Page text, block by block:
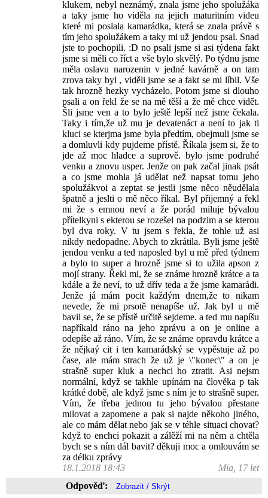
klukem, nebyl neznámý, znala jsme jeho spolužáka
a taky jsme ho viděla na jejich maturitním videu
které mi poslala kamarádka, která se znala právě s
tím jeho spolužákem a taky mi už jendou psal. Snad
jste to pochopili. :D no psali jsme si asi týdena fakt
jsme si měli co říct a vše bylo skvělý. Po týdnu jsme
měla oslavu narozenin v jedné kavárně a on tam
zrova taky byl , viděli jsme se a fakt se mi líbil. Vše
tak hrozně hezky vycházelo. Potom jsme si dlouho
psali a on řekl že se na mě těší a že mě chce vidět.
Šli jsme ven a to bylo ještě lepší než jsme čekala.
Taky i tím,že už mu je devatenáct a není to jak ti
kluci se kterjma jsme byla předtím, obejmuli jsme se
a domluvli kdy pujdeme přístě. Říkala jsem si, že to
jde až moc hladce a suprově. bylo jsme podruhé
venku a znovu usper. Jenže on pak začal jinak psát
a co jsme mohla já udělat než napsat tomu jeho
spolužákvoi a zeptat se jestli jsme něco něudělala
špatně a jeslti o mě něco říkal. Byl přijemný a řekl
mi že s emnou neví a že porád miluje bývalou
přítelkyni s ekterou se rozešel na podzim a se kterou
byl dva roky. V tu jsem s řekla, že tohle už asi
nikdy nedopadne. Abych to zkrátila. Byli jsme ještě
jendou venku a ted naposled byl u mě před týdnem
a bylo to super a hrozně jsme si to užila apson z
mojí strany. Řekl mi, že se známe hrozně krátce a ta
kdále a že neví, to už dřív teda a že jsme kamarádi.
Jenže já mám pocit každým dnem,že to nikam
nevede, že mi prsotě nenapíše už. Jak byl u mě
bavil se, že se přístě určitě sejdeme. a ted mu napíšu
napříkald ráno na jeho zprávu a on je online a
odepíše až ráno. Vím, že se známe opravdu krátce a
že nějkaý cit i ten kamarádský se vypěstuje až po
čase, ale mám strach že už je \"konec\" a on je
strašně super kluk a nechci ho ztratit. Asi nejsm
normální, když se takhle upínám na člověka p tak
krátké době, ale když jsme s ním je to strašně super.
Vím, že třeba jednou tu jeho bývalou přestane
milovat a zapomene a pak si najde někoho jiného,
ale co mám dělat nebo jak se v téhle situaci chovat?
když to enchci pokazit a zálěží mi na něm a chtěla
bych se s ním dál bavit? děkuji moc a omlouvám se
za délku zprávy
18.1.2018 18:43
Mia, 17 let
Odpověď: